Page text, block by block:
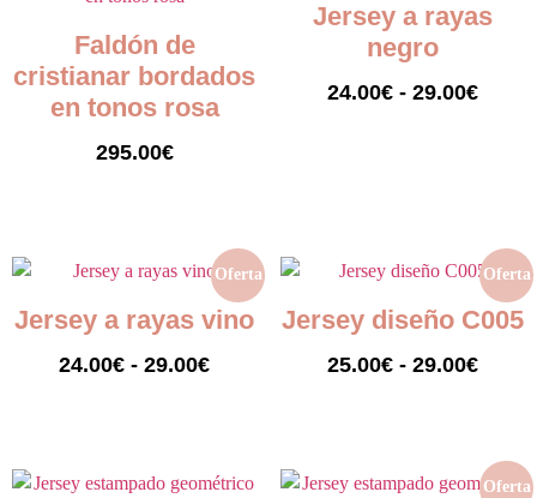
Faldón de
cristianar bordados
en tonos rosa
295.00€
Jersey a rayas
negro
24.00€ - 29.00€
Oferta
Jersey a rayas vino
24.00€ - 29.00€
Oferta
Jersey diseño C005
25.00€ - 29.00€
Oferta